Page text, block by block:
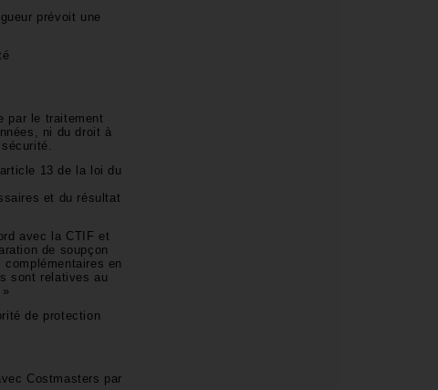
prévoit une
par le traitement
ni du droit à
13 de la loi du
et du résultat
avec la CTIF et
de soupçon
en
sont relatives au
de protection
Costmasters par